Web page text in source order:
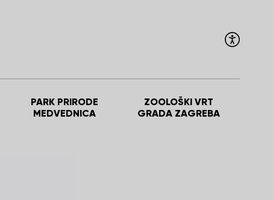
PARK PRIRODE
MEDVEDNICA
ZOOLOŠKI VRT
GRADA ZAGREBA